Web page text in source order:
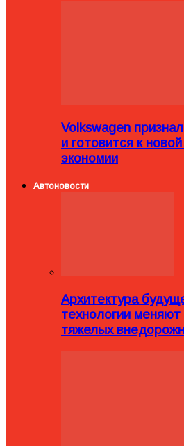
Volkswagen
и готовится к
экономии
Автоновости
Архитектура
технологии
тяжелых